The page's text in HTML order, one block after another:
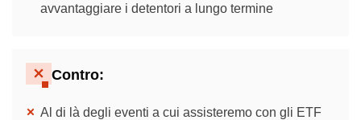
avvantaggiare i detentori a lungo termine
Contro:
Al di là degli eventi a cui assisteremo con gli ETF